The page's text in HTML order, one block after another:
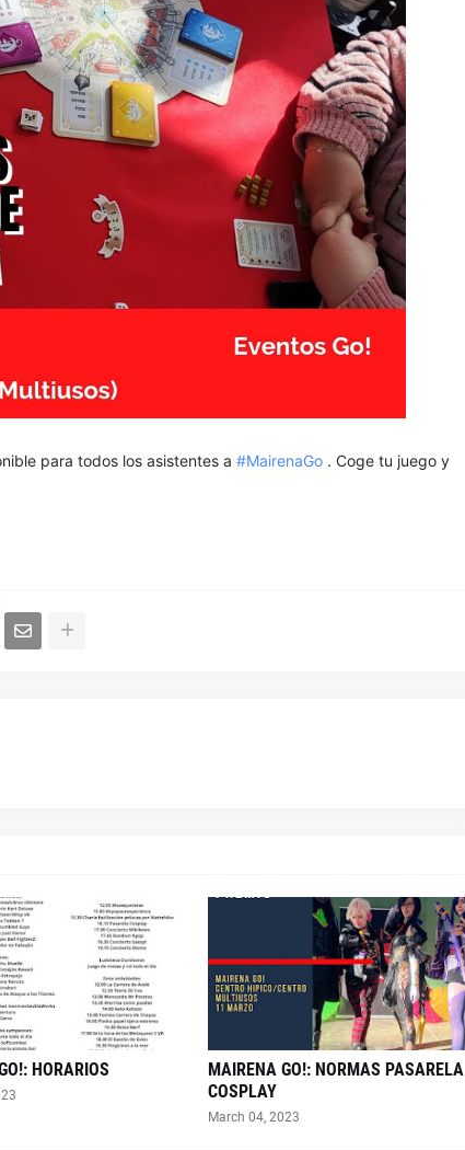
para todos los asistentes a #MairenaGo . Coge tu juego y
HORARIOS
MAIRENA GO!: NORMAS PASARELA
COSPLAY
March 04, 2023